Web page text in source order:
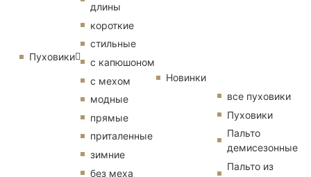
Пуховики
длины
короткие
стильные
с капюшоном
с мехом
модные
прямые
приталенные
зимние
без меха
Новинки
все пуховики
Пуховики
Пальто
демисезонные
Пальто из